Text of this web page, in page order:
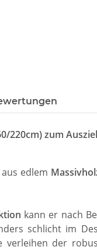
220cm) zum
aus edlem
kann er nach
schlicht im
verleihen der